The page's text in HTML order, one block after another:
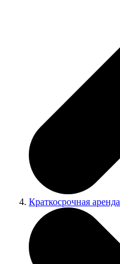
Краткосрочная аренда